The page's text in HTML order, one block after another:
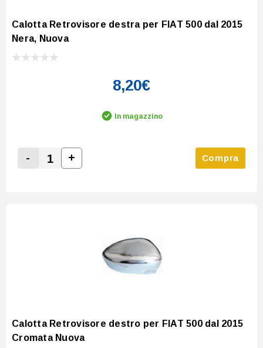
Calotta Retrovisore destra per FIAT 500 dal 2015
Nera, Nuova
8,20€
In magazzino
Decrease Quantity:
-
Increase Quantity:
+ Compra
Calotta Retrovisore destro per FIAT 500 dal 2015
Cromata Nuova